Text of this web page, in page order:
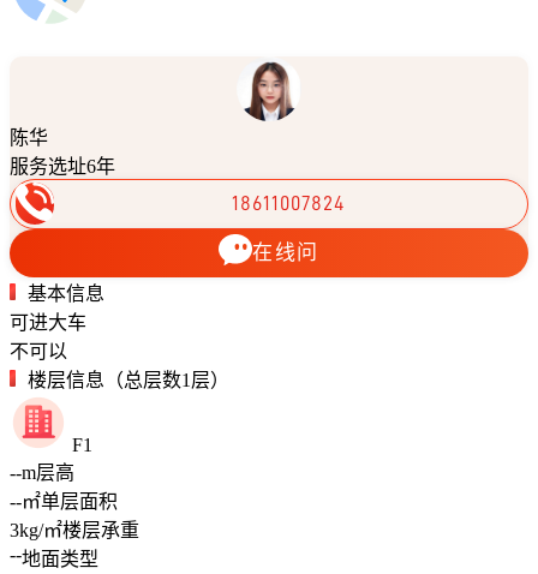
陈华
服务选址6年
18611007824
在线问
基本信息
可进大车
不可以
楼层信息（总层数1层）
F1
--m层高
--㎡单层面积
3kg/㎡楼层承重
--地面类型